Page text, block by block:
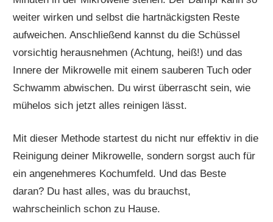
weiter wirken und selbst die hartnäckigsten Reste
aufweichen. Anschließend kannst du die Schüssel
vorsichtig herausnehmen (Achtung, heiß!) und das
Innere der Mikrowelle mit einem sauberen Tuch oder
Schwamm abwischen. Du wirst überrascht sein, wie
mühelos sich jetzt alles reinigen lässt.
Mit dieser Methode startest du nicht nur effektiv in die
Reinigung deiner Mikrowelle, sondern sorgst auch für
ein angenehmeres Kochumfeld. Und das Beste
daran? Du hast alles, was du brauchst,
wahrscheinlich schon zu Hause.